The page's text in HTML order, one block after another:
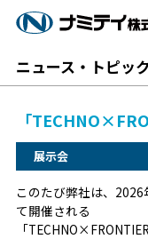
ニュース・トピッ
「
展示会
このたび弊社は、
て開催される
「